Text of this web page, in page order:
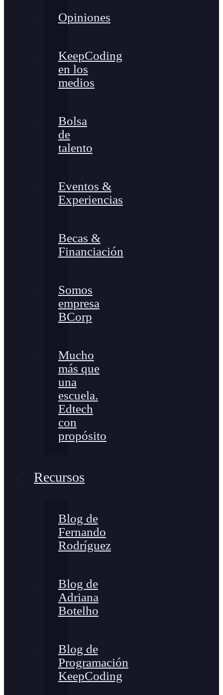
Opiniones
KeepCoding
en los
medios
Bolsa
de
talento
Eventos &
Experiencias
Becas &
Financiación
Somos
empresa
BCorp
Mucho
más que
una
escuela.
Edtech
con
propósito
Recursos
Blog de
Fernando
Rodríguez
Blog de
Adriana
Botelho
Blog de
Programación
KeepCoding